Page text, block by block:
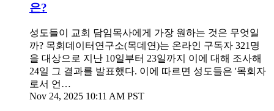
은?
성도들이 교회 담임목사에게 가장 원하는 것은 무엇일
까? 목회데이터연구소(목데연)는 온라인 구독자 321명
을 대상으로 지난 10일부터 23일까지 이에 대해 조사해
24일 그 결과를 발표했다. 이에 따르면 성도들은 '목회자
로서 언…
Nov 24, 2025 10:11 AM PST